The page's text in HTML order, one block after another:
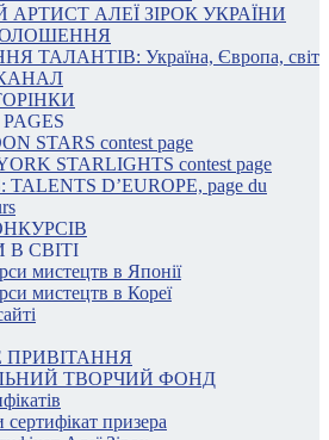
АЛЕЇ ЗІРОК УКРАЇНИ
ТАЛАНТІВ: Україна, Європа, світ
STARS contest page
STARLIGHTS contest page
TALENTS D’EUROPE, page du
СВІТІ
мистецтв в Японії
мистецтв в Кореї
ПРИВІТАННЯ
ТВОРЧИЙ ФОНД
призера